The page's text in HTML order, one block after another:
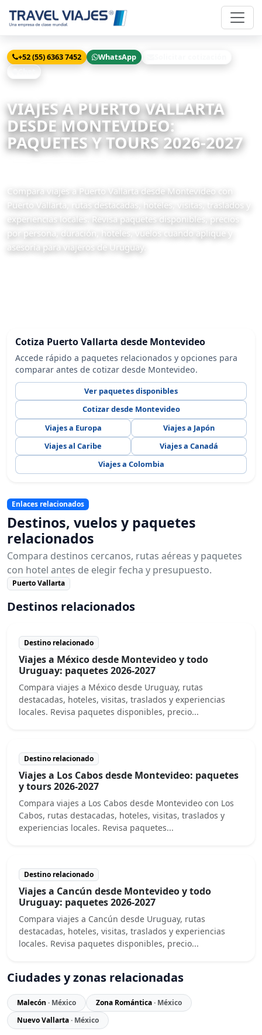
+52 (55) 6363 7452 WhatsApp
VIAJES A PUERTO VALLARTA
DESDE MONTEVIDEO:
PAQUETES Y TOURS 2026-2027
Compara viajes a Puerto Vallarta desde Montevideo con
Puerto Vallarta, rutas destacadas, hoteles, visitas, traslados y
experiencias locales. Revisa paquetes disponibles, precios
por persona, duración, hoteles, vuelos cuando aplique y
asesoría para viajeros de Uruguay.
Cotiza Puerto Vallarta desde Montevideo
Accede rápido a paquetes relacionados y opciones para
comparar antes de cotizar desde Montevideo.
Ver paquetes disponibles
Cotizar desde Montevideo
Viajes a Europa
Viajes a Japón
Viajes al Caribe
Viajes a Canadá
Viajes a Colombia
Enlaces relacionados
Destinos, vuelos y paquetes
relacionados
Compara destinos cercanos, rutas aéreas y paquetes
con hotel antes de elegir fecha y presupuesto.
Puerto Vallarta
Destinos relacionados
Destino relacionado
Viajes a México desde Montevideo y todo
Uruguay: paquetes 2026-2027
Compara viajes a México desde Uruguay, rutas
destacadas, hoteles, visitas, traslados y experiencias
locales. Revisa paquetes disponibles, precio...
Destino relacionado
Viajes a Los Cabos desde Montevideo: paquetes
y tours 2026-2027
Compara viajes a Los Cabos desde Montevideo con Los
Cabos, rutas destacadas, hoteles, visitas, traslados y
experiencias locales. Revisa paquetes...
Destino relacionado
Viajes a Cancún desde Montevideo y todo
Uruguay: paquetes 2026-2027
Compara viajes a Cancún desde Uruguay, rutas
destacadas, hoteles, visitas, traslados y experiencias
locales. Revisa paquetes disponibles, precio...
Ciudades y zonas relacionadas
Malecón · México Zona Romántica· México
Nuevo Vallarta· México